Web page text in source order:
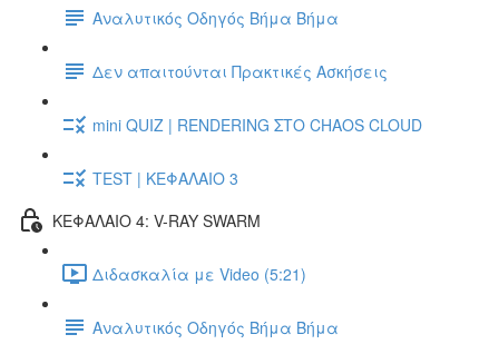
Αναλυτικός Οδηγός Βήμα Βήμα
Δεν απαιτούνται Πρακτικές Ασκήσεις
mini QUIZ | RENDERING ΣΤΟ CHAOS CLOUD
TEST | ΚΕΦΑΛΑΙΟ 3
ΚΕΦΑΛΑΙΟ 4: V-RAY SWARM
Διδασκαλία με Video (5:21)
Αναλυτικός Οδηγός Βήμα Βήμα